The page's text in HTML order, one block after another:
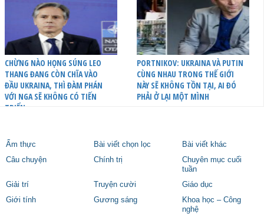
CHỪNG NÀO HỌNG SÚNG LEO
THANG ĐANG CÒN CHĨA VÀO
ĐẦU UKRAINA, THÌ ĐÀM PHÁN
VỚI NGA SẼ KHÔNG CÓ TIẾN
TRIỂN
PORTNIKOV: UKRAINA VÀ PUTIN
CÙNG NHAU TRONG THẾ GIỚI
NÀY SẼ KHÔNG TỒN TẠI, AI ĐÓ
PHẢI Ở LẠI MỘT MÌNH
Ẩm thực Bài viết chọn lọc
Bài viết khác
Câu chuyện
Chính trị
Chuyên mục cuối
tuần
Giải trí
Truyện cười
Giáo dục
Giới tính
Gương sáng
Khoa học – Công
nghệ